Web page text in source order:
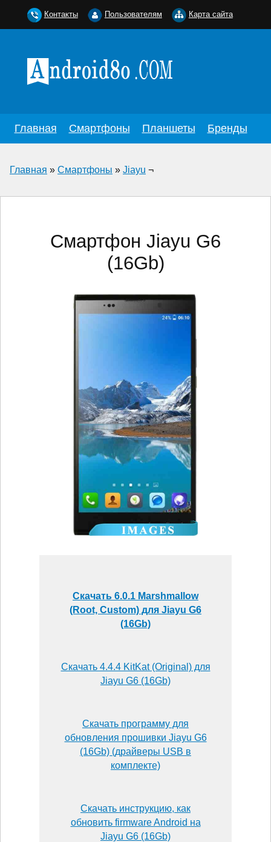
Главная Смартфоны Планшеты Бренды
Главная » Смартфоны » Jiayu ¬
Смартфон Jiayu G6
(16Gb)
Скачать 6.0.1 Marshmallow
(Root, Custom) для Jiayu G6
(16Gb)
Скачать 4.4.4 KitKat (Original) для
Jiayu G6 (16Gb)
Скачать программу для
обновления прошивки Jiayu G6
(16Gb) (драйверы USB в
комплекте)
Скачать инструкцию, как
обновить firmware Android на
Jiayu G6 (16Gb)
Контакты Пользователям Карта сайта